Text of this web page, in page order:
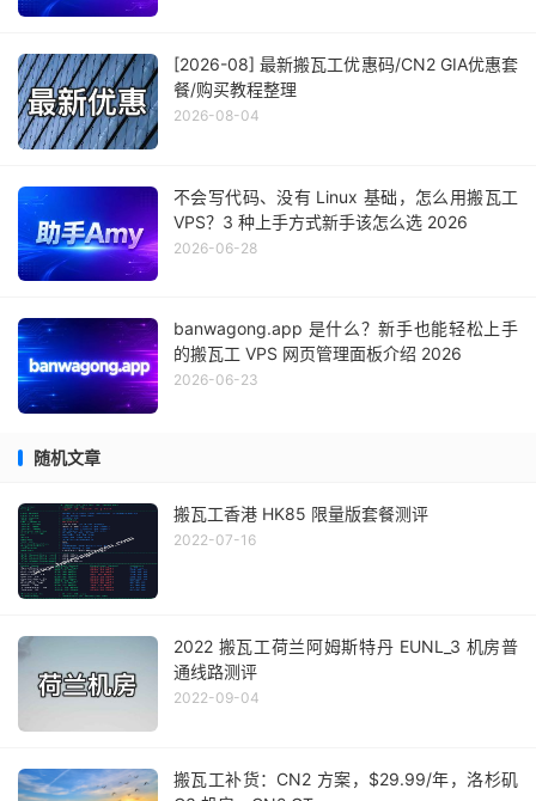
[2026-08] 最新搬瓦工优惠码/CN2 GIA优惠套
餐/购买教程整理
2026-08-04
不会写代码、没有 Linux 基础，怎么用搬瓦工
VPS？3 种上手方式新手该怎么选 2026
2026-06-28
banwagong.app 是什么？新手也能轻松上手
的搬瓦工 VPS 网页管理面板介绍 2026
2026-06-23
随机文章
搬瓦工香港 HK85 限量版套餐测评
2022-07-16
2022 搬瓦工荷兰阿姆斯特丹 EUNL_3 机房普
通线路测评
2022-09-04
搬瓦工补货：CN2 方案，$29.99/年，洛杉矶